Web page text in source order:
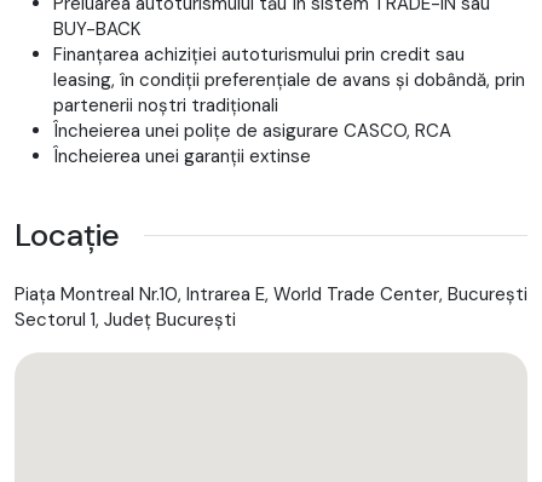
Lexus Safety System+
mort, trafic transversal, frânare automată etc.)
Keyless entry + E-Latch
Portbagaj electric cu funcție hands-free
✔️Iluminare ambientală multicoloră
Alte informații
Garantie producator - Lexus Relax pana la 15 ani sau
250.000 km*
Facturare pe firmă sau persoană fizică
Posibilitateleasing / finanțare
BUY-BACK
Finanțarea achiziției autoturismului prin credit sau
leasing, în condiții preferențiale de avans și dobândă, prin
partenerii noștri tradiționali
Încheierea unei polițe de asigurare CASCO, RCA
Încheierea unei garanții extinse
Locație
Piața Montreal Nr.10, Intrarea E, World Trade Center, Bucureşti
Sectorul 1, Județ București